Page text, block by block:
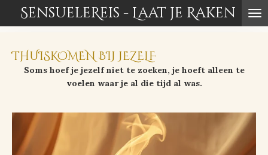
direct
de
hoofdinhoud
SensueleReis - Laat je Raken
THUISKOMEN BIJ JEZELF
Soms hoef je jezelf niet te zoeken, je hoeft alleen te
voelen waar je al die tijd al was.